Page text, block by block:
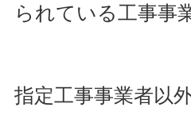
られている工事事
指定工事事業者以